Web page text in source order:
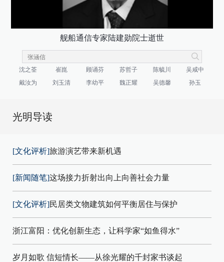
舰船通信专家陆建勋院士逝世
沈之荃 崔崑 顾诵芬 苏哲子 陈毓川
吴咸中
戴汝为
刘玉清 李幼平 魏正耀 吴德馨 孙玉
光明导读
[文化评析]旅游演艺带来新机遇
[新闻随笔]这场接力折射出向上向善社会力量
[文化评析]民居类文物建筑如何平衡居住与保护
浙江富阳：优化创新生态，让科学家“如鱼得水”
岁月如歌 信短情长——从徐光耀的千封家书谈起